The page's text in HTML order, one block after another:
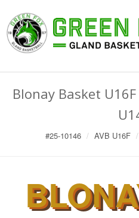
Blonay Basket
#25-10146 AVB U16F